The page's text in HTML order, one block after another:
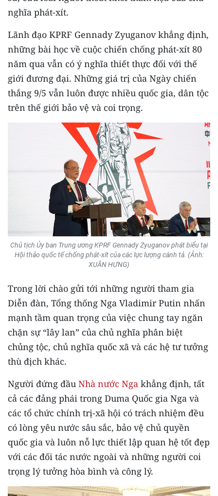
Video
Media Chính trị
Media Kinh tế
Media Văn hóa
Media Xã hội
Media Pháp luật
Media Thế giới
Media Thể thao
Media Giáo dục
Media Y tế
Media Khoa học - Công nghệ
Ảnh
Infographic
TIN MỚI
TIN ĐỊA PHƯƠNG
Trung du và miền núi phía Bắc
Đồng bằng sông Hồng
Bắc Trung Bộ
Duyên hải Nam Trung Bộ và Tây
Nguyên
Đông Nam Bộ
nghĩa phát-xít.
Lãnh đạo KPRF Gennady Zyuganov khẳng định,
những bài học về cuộc chiến chống phát-xít 80
năm qua vẫn có ý nghĩa thiết thực đối với thế
giới đương đại. Những giá trị của Ngày chiến
thắng 9/5 vẫn luôn được nhiều quốc gia, dân tộc
trên thế giới bảo vệ và coi trọng.
Chủ tịch Ủy ban Trung ương KPRF Gennady Zyuganov phát biểu tại
Hội thảo quốc tế chống phát-xít của các lực lượng cánh tả. (Ảnh:
XUÂN HƯNG)
Trong lời chào gửi tới những người tham gia
Diễn đàn, Tổng thống Nga Vladimir Putin nhấn
mạnh tầm quan trọng của việc chung tay ngăn
chặn sự “lây lan” của chủ nghĩa phân biệt
chủng tộc, chủ nghĩa quốc xã và các hệ tư tưởng
thù địch khác.
Người đứng đầu Nhà nước Nga khẳng định, tất
cả các đảng phái trong Duma Quốc gia Nga và
các tổ chức chính trị-xã hội có trách nhiệm đều
có lòng yêu nước sâu sắc, bảo vệ chủ quyền
quốc gia và luôn nỗ lực thiết lập quan hệ tốt đẹp
với các đối tác nước ngoài và những người coi
trọng lý tưởng hòa bình và công lý.